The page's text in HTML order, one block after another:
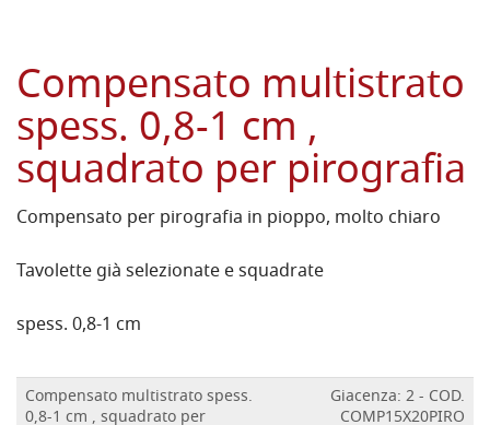
Compensato multistrato
spess. 0,8-1 cm ,
squadrato per pirografia
Compensato per pirografia in pioppo, molto chiaro
Tavolette già selezionate e squadrate
spess. 0,8-1 cm
Compensato multistrato spess.
0,8-1 cm , squadrato per
Giacenza: 2 - COD.
COMP15X20PIRO